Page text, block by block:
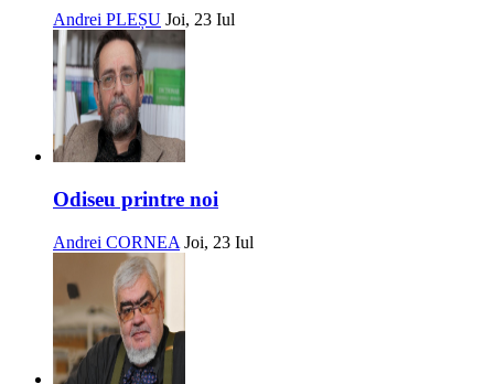
Andrei PLEȘU Joi, 23 Iul
Odiseu printre noi
Andrei CORNEA Joi, 23 Iul